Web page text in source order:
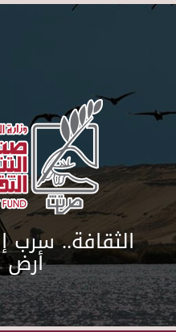
الثقافة.. سرب
أرض